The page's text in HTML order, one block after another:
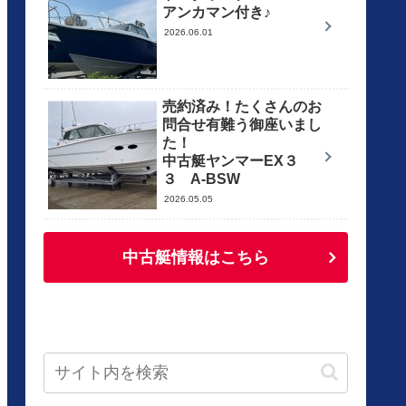
アンカマン付き♪
2026.06.01
売約済み！たくさんのお
問合せ有難う御座いまし
た！
中古艇ヤンマーEX３
３ A-BSW
2026.05.05
中古艇情報はこちら